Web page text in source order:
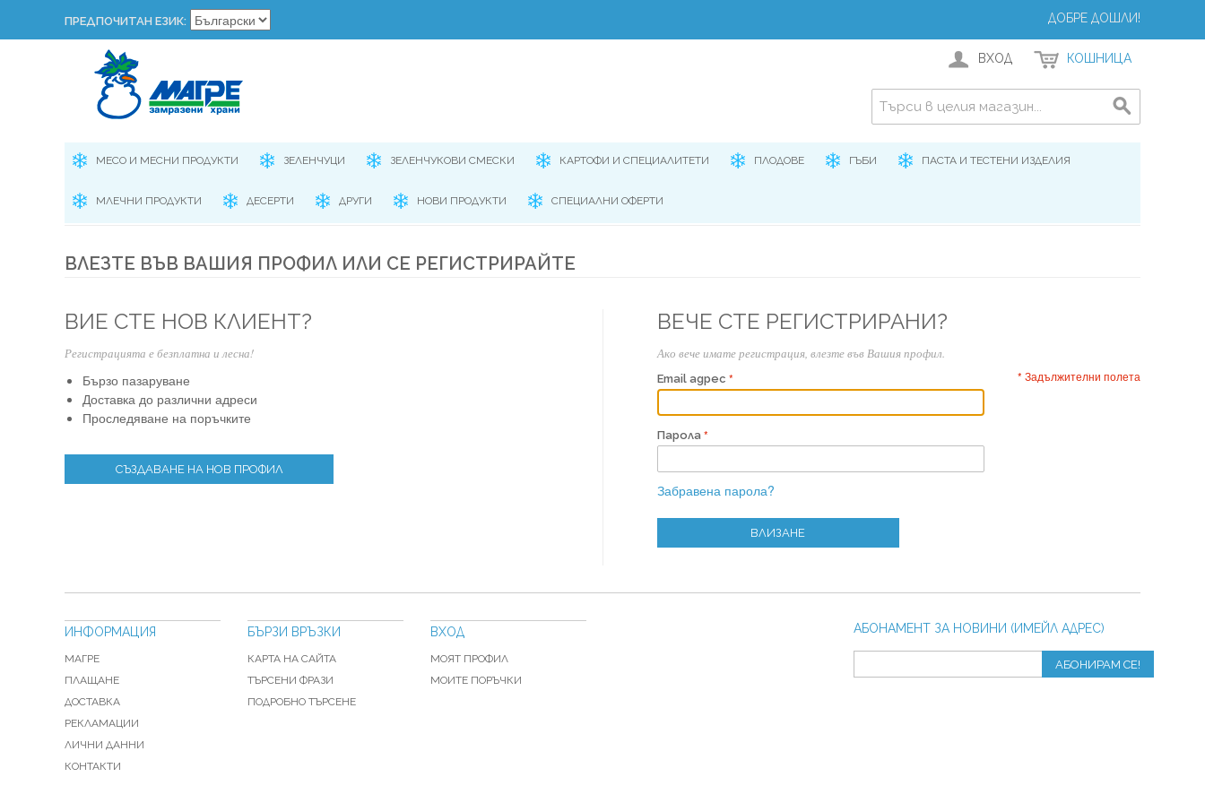
ПРЕДПОЧИТАН ЕЗИК: ДОБРЕ ДОШЛИ!
ВХОД КОШНИЦА
МЕСО И МЕСНИ ПРОДУКТИ ЗЕЛЕНЧУЦИ ЗЕЛЕНЧУКОВИ СМЕСКИ КАРТОФИ И СПЕЦИАЛИТЕТИ ПЛОДОВЕ ГЪБИ ПАСТА И ТЕСТЕНИ ИЗДЕЛИЯ
МЛЕЧНИ ПРОДУКТИ ДЕСЕРТИ ДРУГИ НОВИ ПРОДУКТИ СПЕЦИАЛНИ ОФЕРТИ
ВЛЕЗТЕ ВЪВ ВАШИЯ ПРОФИЛ ИЛИ СЕ РЕГИСТРИРАЙТЕ
ВИЕ СТЕ НОВ КЛИЕНТ?
Регистрацията е безплатна и лесна!
Бързо пазаруване
Доставка до различни адреси
Проследяване на поръчките
СЪЗДАВАНЕ НА НОВ ПРОФИЛ
ВЕЧЕ СТЕ РЕГИСТРИРАНИ?
Ако вече имате регистрация, влезте във Вашия профил.
* Задължителни полета
Email адрес
Парола
Забравена парола?
ВЛИЗАНЕ
АБОНАМЕНТ ЗА НОВИНИ (ИМЕЙЛ АДРЕС)
АБОНИРАМ СЕ!
ИНФОРМАЦИЯ
МАГРЕ
ПЛАЩАНЕ
ДОСТАВКА
РЕКЛАМАЦИИ
ЛИЧНИ ДАННИ
КОНТАКТИ
БЪРЗИ ВРЪЗКИ
КАРТА НА САЙТА
ТЪРСЕНИ ФРАЗИ
ПОДРОБНО ТЪРСЕНЕ
ВХОД
МОЯТ ПРОФИЛ
МОИТЕ ПОРЪЧКИ